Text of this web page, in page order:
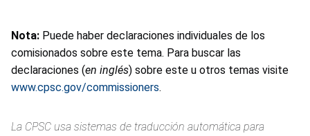
Nota: Puede haber declaraciones individuales de los
comisionados sobre este tema. Para buscar las
declaraciones (en inglés) sobre este u otros temas visite
www.cpsc.gov/commissioners.
La CPSC usa sistemas de traducción automática para